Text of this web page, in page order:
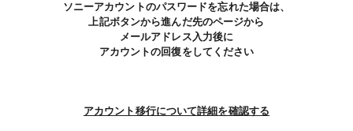
ソニーアカウントのパスワードを忘れた場合は、
上記ボタンから進んだ先のページから
メールアドレス入力後に
アカウントの回復をしてください
アカウント移行について詳細を確認する